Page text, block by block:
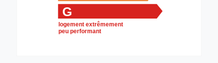
G
logement extrêmement
peu performant